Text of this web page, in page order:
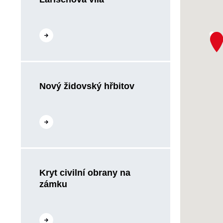
Přejít na web
Nový židovský hřbitov
Přejít na web
Kryt civilní obrany na
zámku
Přejít na web